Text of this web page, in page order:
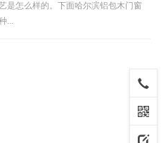
是怎么样的。下面哈尔滨铝包木门窗
...